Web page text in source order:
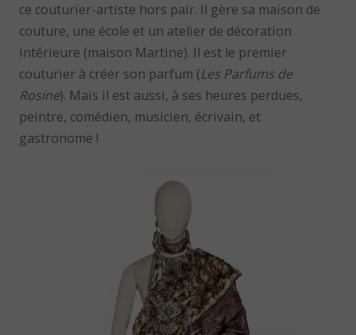
ce couturier-artiste hors pair. Il gère sa maison de
couture, une école et un atelier de décoration
intérieure (maison Martine). Il est le premier
couturier à créer son parfum (Les Parfums de
Rosine). Mais il est aussi, à ses heures perdues,
peintre, comédien, musicien, écrivain, et
gastronome !